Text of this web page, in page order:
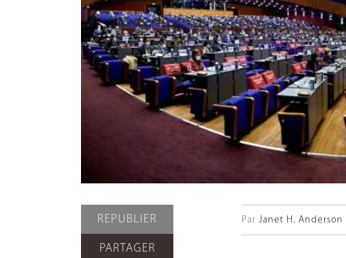
REPUBLIER
PARTAGER
Par Janet H. Anderson